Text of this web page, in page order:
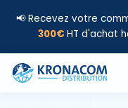
📢 Recevez votre
300€ HT d'achat